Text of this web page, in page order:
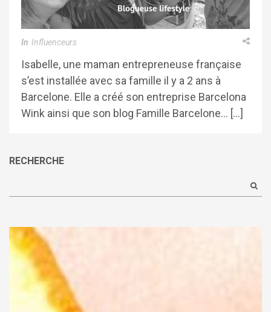
In Influenceurs
Isabelle, une maman entrepreneuse française
s’est installée avec sa famille il y a 2 ans à
Barcelone. Elle a créé son entreprise Barcelona
Wink ainsi que son blog Famille Barcelone… […]
RECHERCHE